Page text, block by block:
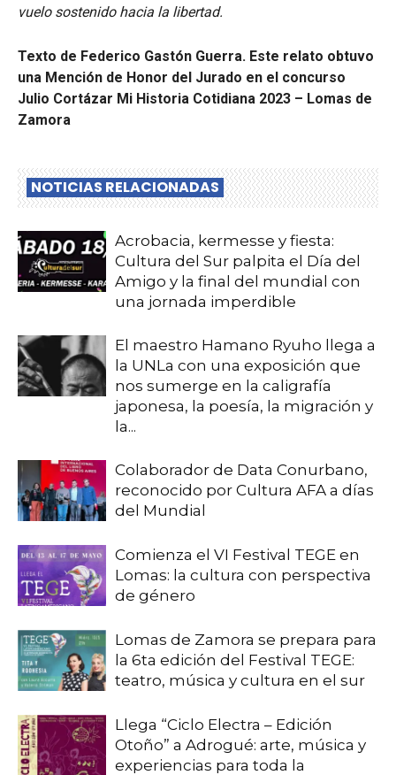
vuelo sostenido hacia la libertad.
Texto de Federico Gastón Guerra. Este relato obtuvo
una Mención de Honor del Jurado en el concurso
Julio Cortázar Mi Historia Cotidiana 2023 – Lomas de
Zamora
NOTICIAS RELACIONADAS
Acrobacia, kermesse y fiesta:
Cultura del Sur palpita el Día del
Amigo y la final del mundial con
una jornada imperdible
El maestro Hamano Ryuho llega a
la UNLa con una exposición que
nos sumerge en la caligrafía
japonesa, la poesía, la migración y
la...
Colaborador de Data Conurbano,
reconocido por Cultura AFA a días
del Mundial
Comienza el VI Festival TEGE en
Lomas: la cultura con perspectiva
de género
Lomas de Zamora se prepara para
la 6ta edición del Festival TEGE:
teatro, música y cultura en el sur
Llega “Ciclo Electra – Edición
Otoño” a Adrogué: arte, música y
experiencias para toda la